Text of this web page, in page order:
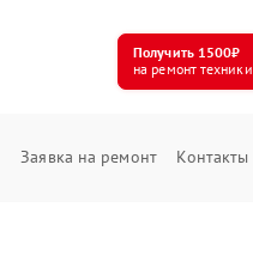
Получить 1500₽
на ремонт техники
Заявка на ремонт Контакты